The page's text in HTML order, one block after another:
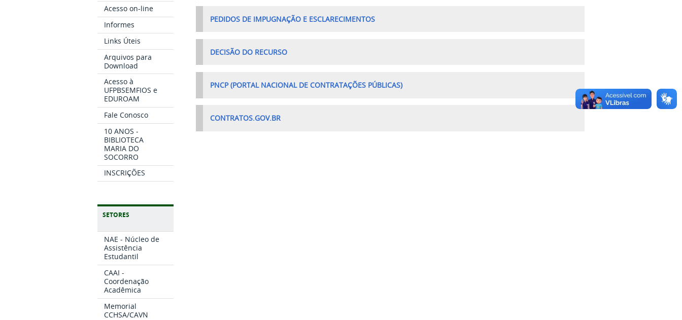
Acesso on-line
Informes
Links Úteis
Arquivos para
Download
Acesso à
UFPBSEMFIOS e
EDUROAM
Fale Conosco
10 ANOS -
BIBLIOTECA
MARIA DO
SOCORRO
INSCRIÇÕES
SETORES
NAE - Núcleo de
Assistência
Estudantil
CAAI -
Coordenação
Acadêmica
Memorial
CCHSA/CAVN
PEDIDOS DE IMPUGNAÇÃO E ESCLARECIMENTOS
DECISÃO DO RECURSO
PNCP (PORTAL NACIONAL DE CONTRATAÇÕES PÚBLICAS)
CONTRATOS.GOV.BR